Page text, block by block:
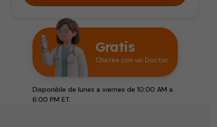
Gratis
Chatea con un Doctor
Disponible de lunes a viernes de 10:00 AM a
6:00 PM ET.